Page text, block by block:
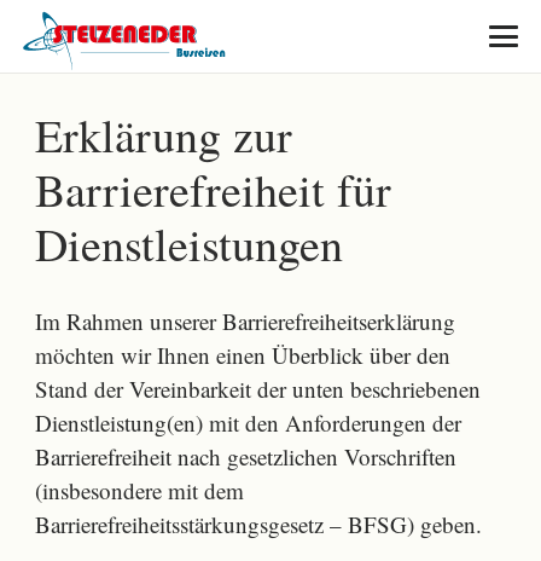
Erklärung zur
Barrierefreiheit für
Dienstleistungen
Im Rahmen unserer Barrierefreiheitserklärung
möchten wir Ihnen einen Überblick über den
Stand der Vereinbarkeit der unten beschriebenen
Dienstleistung(en) mit den Anforderungen der
Barrierefreiheit nach gesetzlichen Vorschriften
(insbesondere mit dem
Barrierefreiheitsstärkungsgesetz – BFSG) geben.